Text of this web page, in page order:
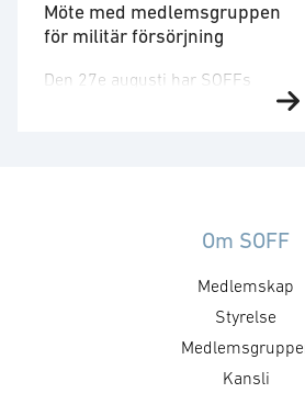
Möte med medlemsgruppen
för militär försörjning
Den 27e augusti har SOFFs
rör upphandling,
tonvikt på samverkan med FMV
och Försvarsmakten. Gruppen
behandlar både nuvarande och
Om SOFF
Medlemskap
Styrelse
Kansli